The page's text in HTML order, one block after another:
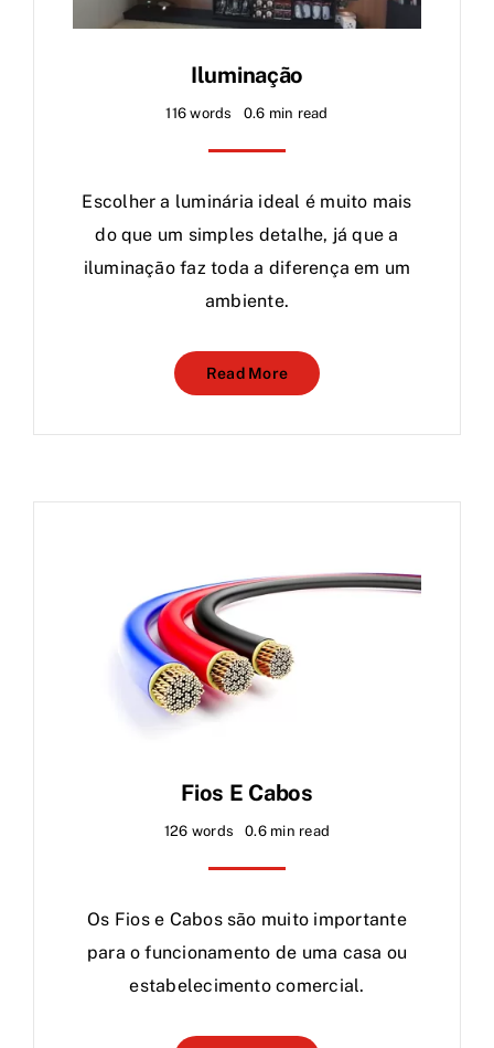
Iluminação
116 words 0.6 min read
Escolher a luminária ideal é muito mais
do que um simples detalhe, já que a
iluminação faz toda a diferença em um
ambiente.
Read More
Fios E Cabos
126 words 0.6 min read
Os Fios e Cabos são muito importante
para o funcionamento de uma casa ou
estabelecimento comercial.